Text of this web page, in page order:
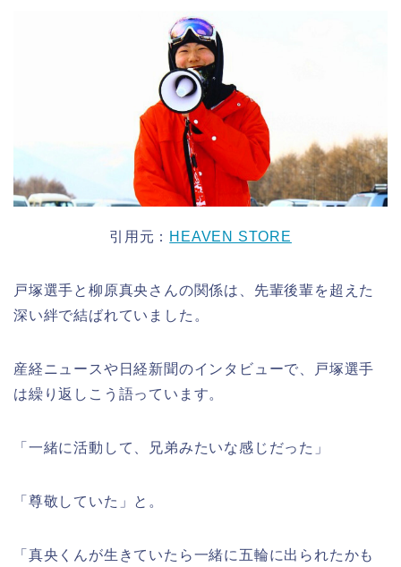
引用元： HEAVEN STORE
戸塚選手と柳原真央さんの関係は、先輩後輩を超えた
深い絆で結ばれていました。
産経ニュースや日経新聞のインタビューで、戸塚選手
は繰り返しこう語っています。
「一緒に活動して、兄弟みたいな感じだった」
「尊敬していた」と。
「真央くんが生きていたら一緒に五輪に出られたかも